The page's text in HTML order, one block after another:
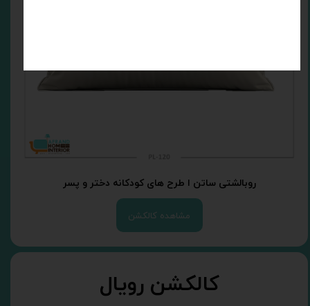
روبالشتی ساتن ا طرح های کودکانه دختر و پسر
مشاهده کالکشن
کالکشن رویال